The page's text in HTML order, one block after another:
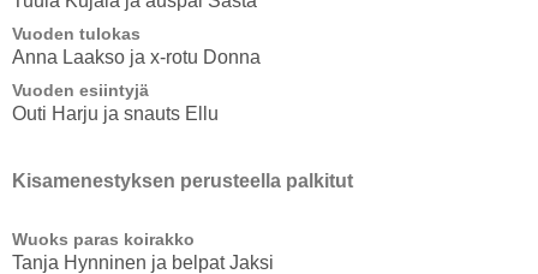
Vuoden tulokas
Anna Laakso ja x-rotu Donna
Vuoden esiintyjä
Outi Harju ja snauts Ellu
Kisamenestyksen perusteella palkitut
Wuoks paras koirakko
Tanja Hynninen ja belpat Jaksi